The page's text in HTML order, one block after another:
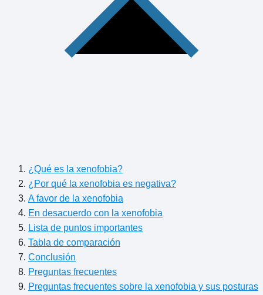
¿Qué es la xenofobia?
¿Por qué la xenofobia es negativa?
A favor de la xenofobia
En desacuerdo con la xenofobia
Lista de puntos importantes
Tabla de comparación
Conclusión
Preguntas frecuentes
Preguntas frecuentes sobre la xenofobia y sus posturas